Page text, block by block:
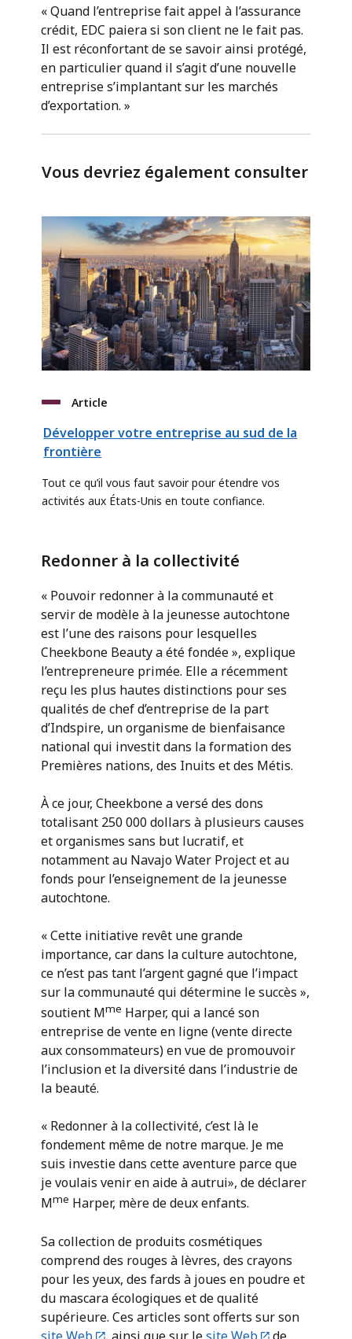
« Quand l’entreprise fait appel à l’assurance
crédit, EDC paiera si son client ne le fait pas.
Il est réconfortant de se savoir ainsi protégé,
en particulier quand il s’agit d’une nouvelle
entreprise s’implantant sur les marchés
d’exportation. »
Vous devriez également consulter
Article
Développer votre entreprise au sud de la
frontière
Tout ce qu’il vous faut savoir pour étendre vos
activités aux États-Unis en toute confiance.
Redonner à la collectivité
« Pouvoir redonner à la communauté et
servir de modèle à la jeunesse autochtone
est l’une des raisons pour lesquelles
Cheekbone Beauty a été fondée », explique
l’entrepreneure primée. Elle a récemment
reçu les plus hautes distinctions pour ses
qualités de chef d’entreprise de la part
d’Indspire, un organisme de bienfaisance
national qui investit dans la formation des
Premières nations, des Inuits et des Métis.
À ce jour, Cheekbone a versé des dons
totalisant 250 000 dollars à plusieurs causes
et organismes sans but lucratif, et
notamment au Navajo Water Project et au
fonds pour l’enseignement de la jeunesse
autochtone.
« Cette initiative revêt une grande
importance, car dans la culture autochtone,
ce n’est pas tant l’argent gagné que l’impact
sur la communauté qui détermine le succès »,
soutient Mme Harper, qui a lancé son
entreprise de vente en ligne (vente directe
aux consommateurs) en vue de promouvoir
l’inclusion et la diversité dans l’industrie de
la beauté.
« Redonner à la collectivité, c’est là le
fondement même de notre marque. Je me
suis investie dans cette aventure parce que
je voulais venir en aide à autrui», de déclarer
Mme Harper, mère de deux enfants.
Sa collection de produits cosmétiques
comprend des rouges à lèvres, des crayons
pour les yeux, des fards à joues en poudre et
du mascara écologiques et de qualité
supérieure. Ces articles sont offerts sur son